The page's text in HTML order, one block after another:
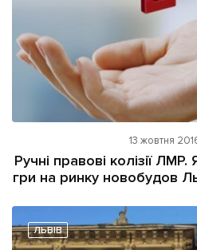
13 жовтня
Ручні правові колізії
гри на ринку новобудов
ЛЬВІВ